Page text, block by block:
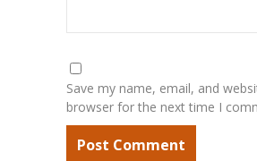
Save my name, email, and
browser for the next time I